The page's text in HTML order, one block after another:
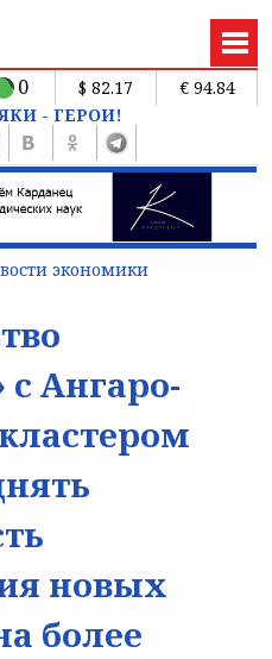
0 $ 82.17
€ 94.84
- ГЕРОИ!
экономики
Ангаро-
новых
более